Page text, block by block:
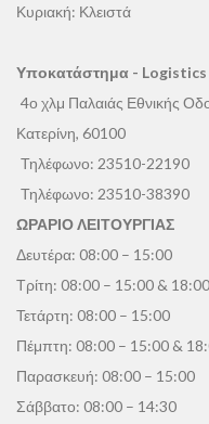
Κυριακή: Κλειστά
Υποκατάστημα - Logistics
4ο χλμ Παλαιάς Εθνικής
Κατερίνη, 60100
Τηλέφωνο: 23510-22190
Τηλέφωνο: 23510-38390
ΩΡΑΡΙΟ ΛΕΙΤΟΥΡΓΙΑΣ
Δευτέρα: 08:00 – 15:00
Τρίτη: 08:00 – 15:00 &
Τετάρτη: 08:00 – 15:00
Πέμπτη: 08:00 – 15:00 &
Παρασκευή: 08:00 – 15:00
Σάββατο: 08:00 – 14:30